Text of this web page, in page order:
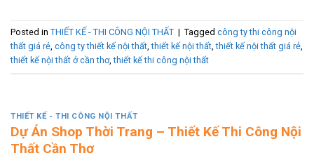
Posted in THIẾT KẾ - THI CÔNG NỘI THẤT | Tagged công ty thi công nội
thất giá rẻ công ty thiết kế nội thất ,thiết kế nội thất ,thiết kế nội thất giá rẻ
thiết kế nội thất ở cần thơ,thiết kế thi công nội thất
THIẾT KẾ - THI CÔNG NỘI THẤT
Dự Án Shop Thời Trang – Thiết Kế Thi Công Nội
Thất Cần Thơ